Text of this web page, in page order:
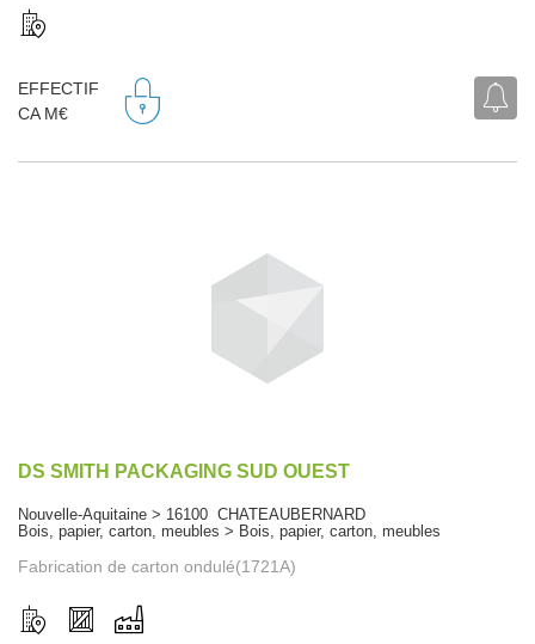
EFFECTIF
CA M€
DS SMITH PACKAGING SUD OUEST
Nouvelle-Aquitaine > 16100 CHATEAUBERNARD
Bois, papier, carton, meubles > Bois, papier, carton, meubles
Fabrication de carton ondulé(1721A)